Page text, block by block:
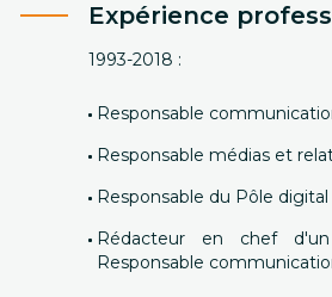
Expérience
1993-2018 :
Responsable
Responsable médias et
Responsable du Pôle
Rédacteur en chef
Responsable